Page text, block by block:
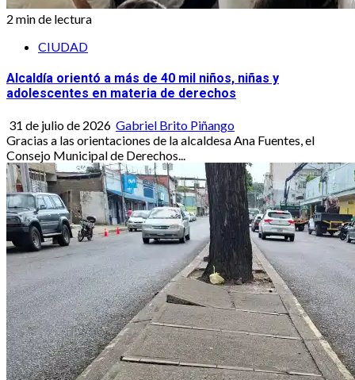
2 min de lectura
CIUDAD
Alcaldía orientó a más de 40 mil niños, niñas y
adolescentes en materia de derechos
31 de julio de 2026 Gabriel Brito Piñango
Gracias a las orientaciones de la alcaldesa Ana Fuentes, el
Consejo Municipal de Derechos...